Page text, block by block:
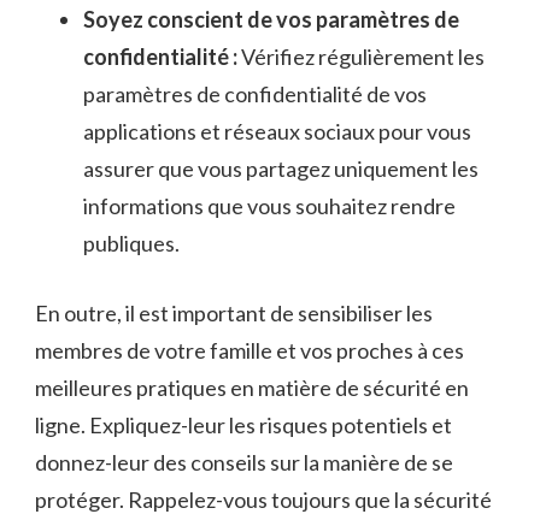
Soyez ⁤conscient de vos paramètres de
confidentialité :Vérifiez régulièrement les
paramètres de confidentialité ‍de vos⁣
applications ⁢et ‍réseaux sociaux ⁣pour vous
assurer que vous ⁣partagez uniquement les
informations que vous ⁣souhaitez rendre
publiques.
En outre, il est important de sensibiliser les
membres de votre famille et‍ vos proches à ces
meilleures pratiques en matière de sécurité en
ligne.‌ Expliquez-leur les risques ⁣potentiels⁢ et
donnez-leur des conseils sur la manière de se
⁢protéger. Rappelez-vous toujours‍ que la sécurité⁣